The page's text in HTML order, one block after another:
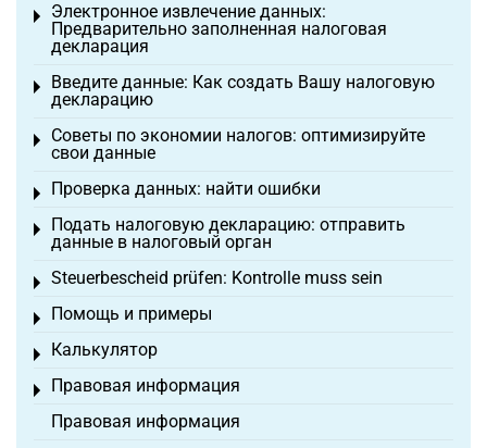
Электронное извлечение данных:
Предварительно заполненная налоговая
декларация
Toggle menu
Введите данные: Как создать Вашу налоговую
декларацию
Toggle menu
Советы по экономии налогов: оптимизируйте
свои данные
Toggle menu
Проверка данных: найти ошибки
Toggle menu
Подать налоговую декларацию: отправить
данные в налоговый орган
Toggle menu
Steuerbescheid prüfen: Kontrolle muss sein
Toggle menu
Помощь и примеры
Toggle menu
Калькулятор
Toggle menu
Правовая информация
Toggle menu
Правовая информация